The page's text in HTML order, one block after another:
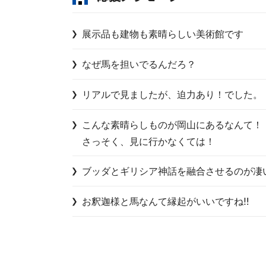
展示品も建物も素晴らしい美術館です
なぜ馬を担いでるんだろ？
リアルで見ましたが、迫力あり！でした。
こんな素晴らしものが岡山にあるなんて！
さっそく、見に行かなくては！
ブッダとギリシア神話を融合させるのが凄
お釈迦様と馬なんて縁起がいいですね‼️